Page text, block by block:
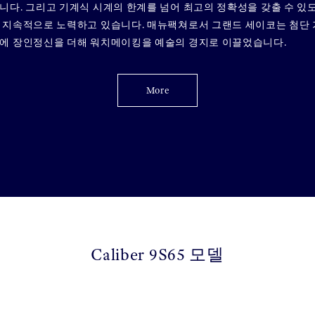
다. 그리고 기계식 시계의 한계를 넘어 최고의 정확성을 갖출 수 있
지속적으로 노력하고 있습니다. 매뉴팩쳐로서 그랜드 세이코는 첨단
장인정신을 더해 워치메이킹을 예술의 경지로 이끌었습니다.
More
Caliber 9S65 모델